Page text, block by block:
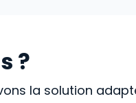
?
la solution